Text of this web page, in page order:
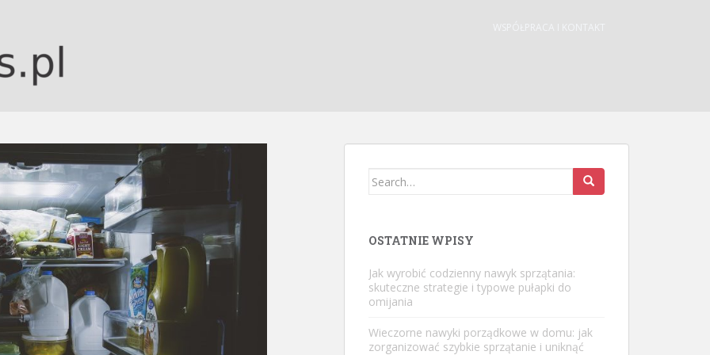
WSPÓŁPRACA I KONTAKT
Search
OSTATNIE WPISY
Jak wyrobić codzienny nawyk sprzątania:
skuteczne strategie i typowe pułapki do
omijania
Wieczorne nawyki porządkowe w domu: jak
zorganizować szybkie sprzątanie i uniknąć